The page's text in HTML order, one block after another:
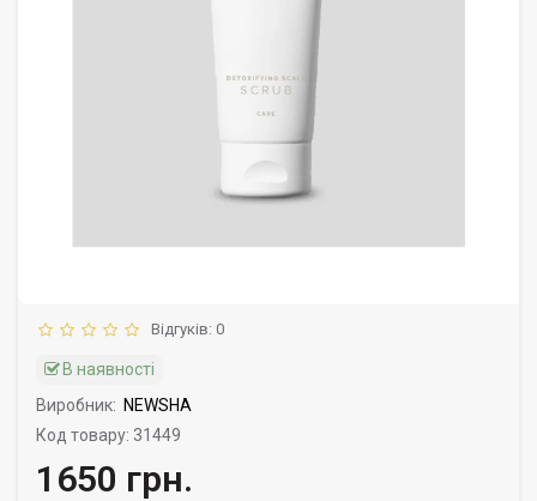
Відгуків: 0
В наявності
Виробник: NEWSHA
Код товару: 31449
1650 грн.